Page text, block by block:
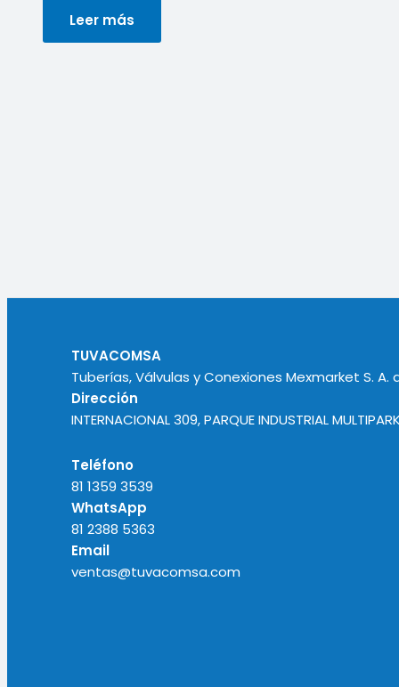
Leer más
TUVACOMSA
Tuberías, Válvulas y Conexiones Mexmarket S. A.
Dirección
INTERNACIONAL 309, PARQUE INDUSTRIAL
Teléfono
81 1359 3539
WhatsApp
81 2388 5363
Email
ventas@tuvacomsa.com